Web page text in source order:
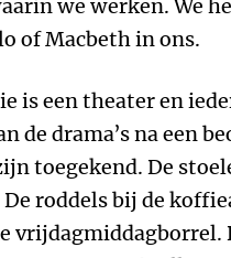
we werken. We
of Macbeth in ons.
is een theater en
de drama’s na een
toegekend. De
roddels bij de
vrijdagmiddagborrel.